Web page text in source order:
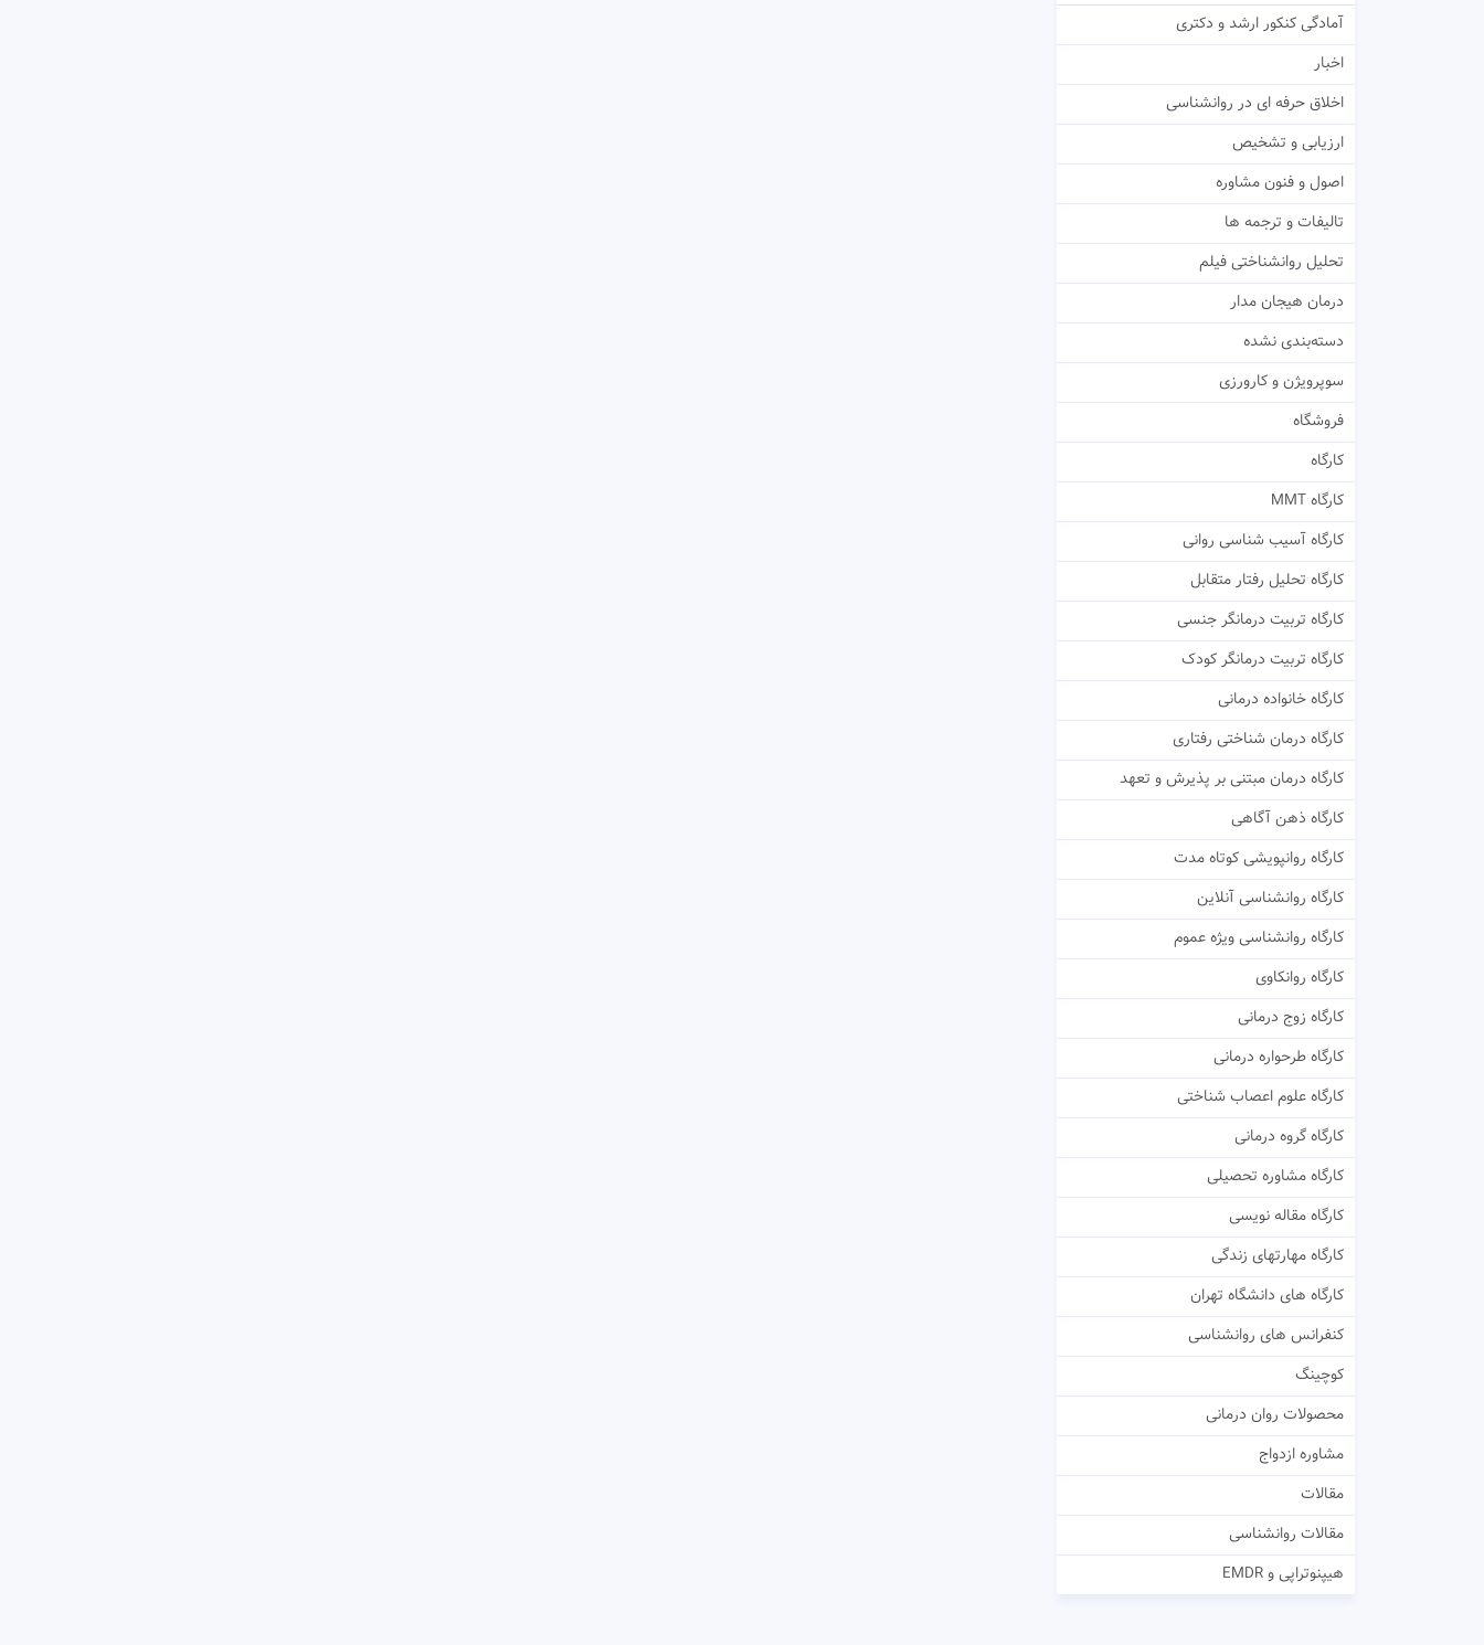
آمادگی کنکور ارشد و دکتری
اخبار
اخلاق حرفه ای در روانشناسی
ارزیابی و تشخیص
اصول و فنون مشاوره
تالیفات و ترجمه ها
تحلیل روانشناختی فیلم
درمان هیجان مدار
دسته‌بندی نشده
سوپرویژن و کارورزی
فروشگاه
کارگاه
کارگاه MMT
کارگاه آسیب شناسی روانی
کارگاه تحلیل رفتار متقابل
کارگاه تربیت درمانگر جنسی
کارگاه تربیت درمانگر کودک
کارگاه خانواده درمانی
کارگاه درمان شناختی رفتاری
کارگاه درمان مبتنی بر پذیرش و تعهد
کارگاه ذهن آگاهی
کارگاه روانپویشی کوتاه مدت
کارگاه روانشناسی آنلاین
کارگاه روانشناسی ویژه عموم
کارگاه روانکاوی
کارگاه زوج درمانی
کارگاه طرحواره درمانی
کارگاه علوم اعصاب شناختی
کارگاه گروه درمانی
کارگاه مشاوره تحصیلی
کارگاه مقاله نویسی
کارگاه مهارتهای زندگی
کارگاه های دانشگاه تهران
کنفرانس های روانشناسی
کوچینگ
محصولات روان درمانی
مشاوره ازدواج
مقالات
مقالات روانشناسی
هیپنوتراپی و EMDR